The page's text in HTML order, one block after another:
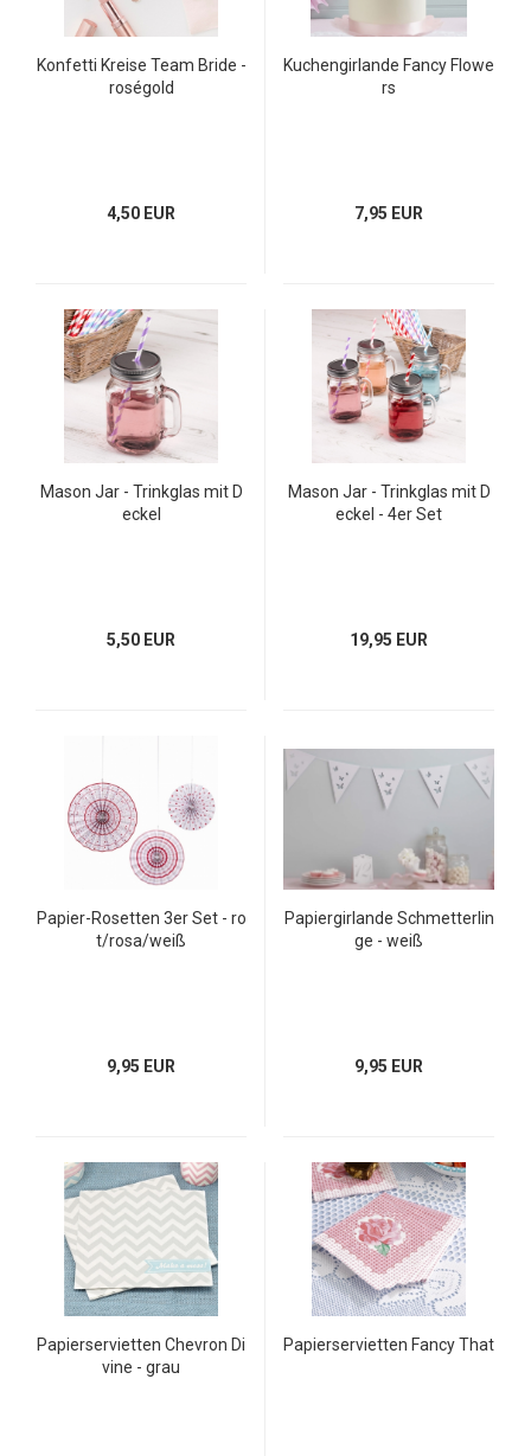
Konfetti Kreise Team Bride -
roségold
4,50 EUR
Kuchengirlande Fancy Flowe
rs
7,95 EUR
Mason Jar - Trinkglas mit D
eckel
5,50 EUR
Mason Jar - Trinkglas mit D
eckel - 4er Set
19,95 EUR
Papier-Rosetten 3er Set - ro
t/rosa/weiß
9,95 EUR
Papiergirlande Schmetterlin
ge - weiß
9,95 EUR
Papierservietten Chevron Di
vine - grau
Papierservietten Fancy That